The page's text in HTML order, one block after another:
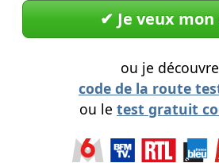
✔︎ Je veux mon
ou je
code de la route
ou le test gratuit